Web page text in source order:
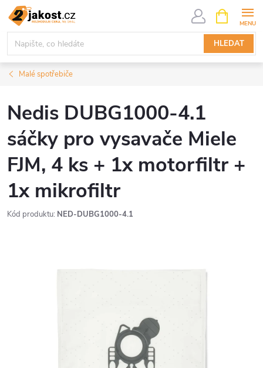
Přejít
obsah
HLEDAT
NÁKUPNÍ
KOŠÍK
Malé spotřebiče
Nedis DUBG1000-4.1
sáčky pro vysavače Miele
FJM, 4 ks + 1x motorfiltr +
1x mikrofiltr
Kód produktu: NED-DUBG1000-4.1